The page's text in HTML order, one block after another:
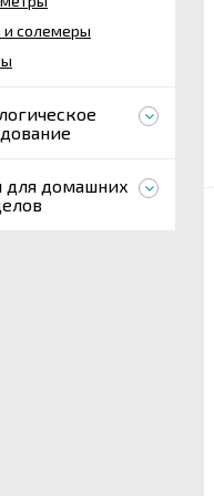
и солемеры
для домашних